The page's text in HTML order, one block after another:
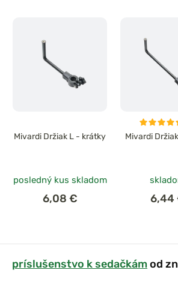
Mivardi Držiak L - krátky
posledný kus skladom
6,08 €
Mivardi
6,44
príslušenstvo k sedačkámod